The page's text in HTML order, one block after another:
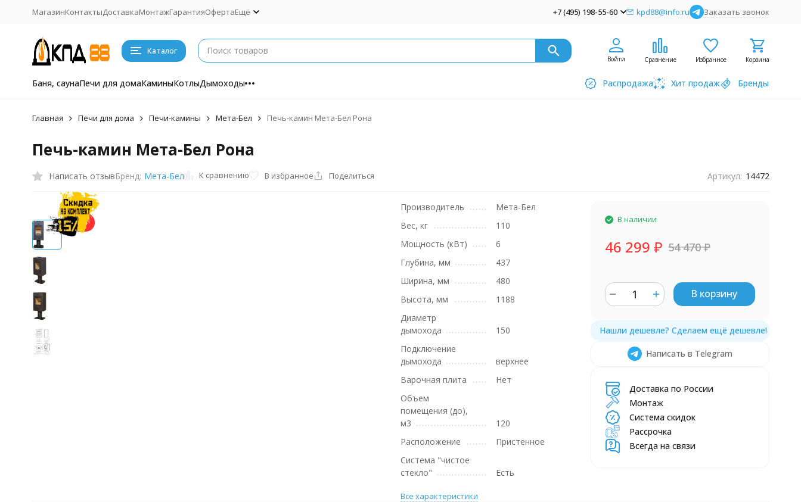
МагазинКонтактыДоставкаМонтажГарантияОфертаЕщё +7 (495) 198-55-60 kpd88@info.ru Заказать звонок
Каталог
Войти Сравнение Избранное Корзина
Баня, саунаПечи для домаКаминыКотлыДымоходы Распродажа Хит продаж Бренды
Главная Печи для дома Печи-камины Мета-Бел Печь-камин Мета-Бел Рона
Печь-камин Мета-Бел Рона
Написать отзывБренд: Мета-Бел К сравнению В избранное Поделиться Артикул: 14472
-15%
Производитель
Мета-Бел
Вес, кг
110
Мощность (кВт)
6
Глубина, мм
437
Ширина, мм
480
Высота, мм
1188
Диаметр
дымохода
150
Подключение
дымохода
верхнее
Варочная плита
Нет
Объем
помещения (до),
м3
120
Расположение
Пристенное
Система "чистое
стекло"
Есть
Все характеристики
В наличии
46 299 ₽ 54 470₽
В корзину
Написать в Telegram
Доставка по России
Монтаж
Система скидок
Рассрочка
Всегда на связи